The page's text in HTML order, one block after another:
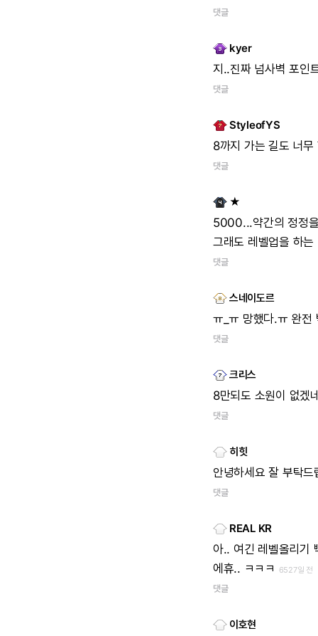
댓글
kyer
지..진짜 넘사벽 포인
댓글
StyleofYS
8까지 가는 길도 너무
댓글
★
5000...약간의 정정
그래도 레벨업을 하는
댓글
스네이도르
ㅠ_ㅠ 망했다.ㅠ 완전
댓글
크리스
8만되도 소원이 없겠
댓글
히힛
안녕하세요 잘 부탁드
댓글
REAL KR
아.. 여긴 레벨올리기
에휴.. ㅋㅋㅋ 6527일 전
댓글
이호현